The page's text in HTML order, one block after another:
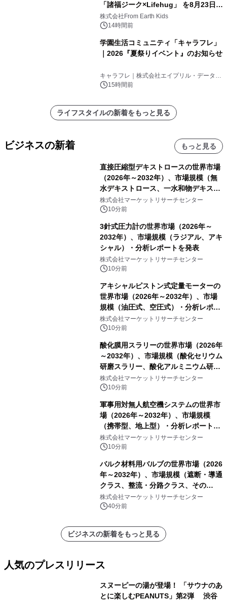
「諸福ジーク×Lifehug」 を8月23日
(日)開催
株式会社From Earth Kids
14時間前
学園生活コミュニティ「キャラフレ」
｜2026『夏祭りイベント』のお知らせ
キャラフレ｜株式会社エイプリル・データ・
デザインズ
15時間前
ライフスタイルの新着をもっと見る
ビジネスの新着 もっと見る
直接圧縮型デキストロースの世界市場
（2026年～2032年）、市場規模（無
水デキストロース、一水和物デキスト
ロース）・分析レポートを発表
株式会社マーケットリサーチセンター
10分前
3針式圧力計の世界市場（2026年～
2032年）、市場規模（ラジアル、アキ
シャル）・分析レポートを発表
株式会社マーケットリサーチセンター
10分前
アキシャルピストン式定量モーターの
世界市場（2026年～2032年）、市場
規模（油圧式、空圧式）・分析レポー
トを発表
株式会社マーケットリサーチセンター
10分前
酸化膜用スラリーの世界市場（2026年
～2032年）、市場規模（酸化セリウム
研磨スラリー、酸化アルミニウム研磨
スラリー、その他）・分析レポートを
発表
株式会社マーケットリサーチセンター
10分前
軍事用対無人航空機システムの世界市
場（2026年～2032年）、市場規模
（携帯型、地上型）・分析レポートを
発表
株式会社マーケットリサーチセンター
10分前
バルク材料用バルブの世界市場（2026
年～2032年）、市場規模（遮断・導通
クラス、整流・分路クラス、その
他）・分析レポートを発表
株式会社マーケットリサーチセンター
40分前
ビジネスの新着をもっと見る
人気のプレスリリース
スヌーピーの湯が登場！ 「サウナのあ
とに楽しむPEANUTS」第2弾 渋谷